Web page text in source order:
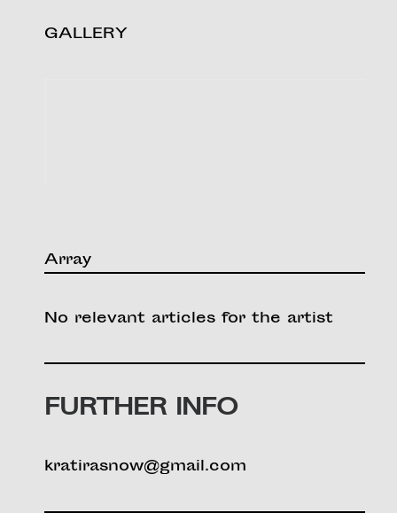
GALLERY
Array
No relevant articles for the artist
FURTHER INFO
kratirasnow@gmail.com